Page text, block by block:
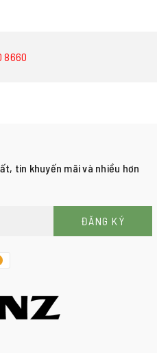
8660
tin khuyến mãi và nhiều hơn
ĐĂNG KÝ